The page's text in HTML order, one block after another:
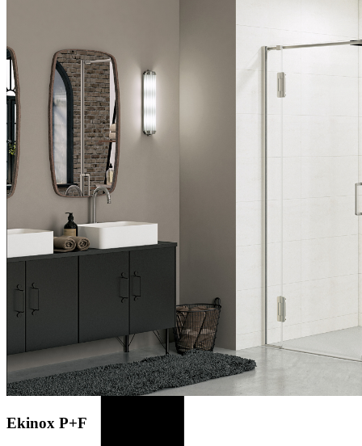
Ekinox P+F
Cliquez sur le bouton
ci-dessous pour télécharger le catalogue interactif de source externe.
Plus d’informations.
Débloquer le contenu
Accepter le service requis et débloquer le contenu
Feuilleter maintenant
Planifier une salle de bains avec peu de barrières
Exécutions, Couleurs, Matériaux, Caractéristiques
Exécutions